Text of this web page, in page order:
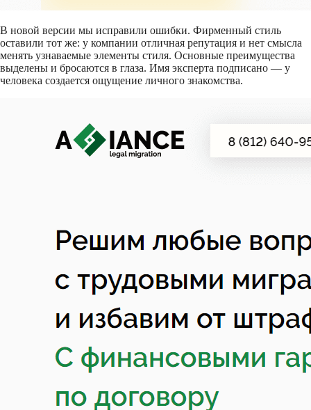
В новой версии мы исправили ошибки. Фирменный стиль
оставили тот же: у компании отличная репутация и нет смысла
менять узнаваемые элементы стиля. Основные преимущества
выделены и бросаются в глаза. Имя эксперта подписано — у
человека создается ощущение личного знакомства.